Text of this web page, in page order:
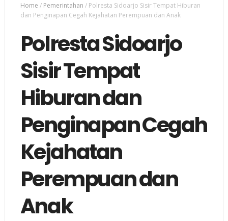
Home / Pemerintahan / Polresta Sidoarjo Sisir Tempat Hiburan
dan Penginapan Cegah Kejahatan Perempuan dan Anak
Polresta Sidoarjo
Sisir Tempat
Hiburan dan
Penginapan Cegah
Kejahatan
Perempuan dan
Anak